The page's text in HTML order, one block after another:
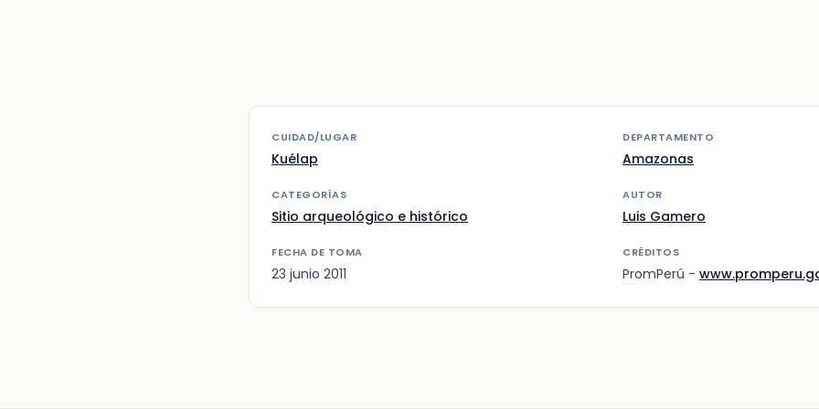
CUIDAD/LUGAR
Kuélap
DEPARTAMENTO
Amazonas
CATEGORÍAS
Sitio arqueológico e histórico
AUTOR
Luis Gamero
FECHA DE TOMA
23 junio 2011
CRÉDITOS
PromPerú -